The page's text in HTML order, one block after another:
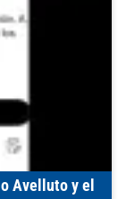
Avelluto y el